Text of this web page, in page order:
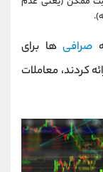
صرافیها برای
کردند، معاملات